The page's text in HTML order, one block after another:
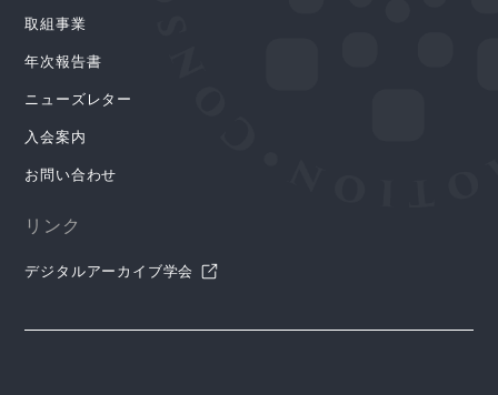
取組事業
年次報告書
ニューズレター
入会案内
お問い合わせ
リンク
デジタルアーカイブ学会